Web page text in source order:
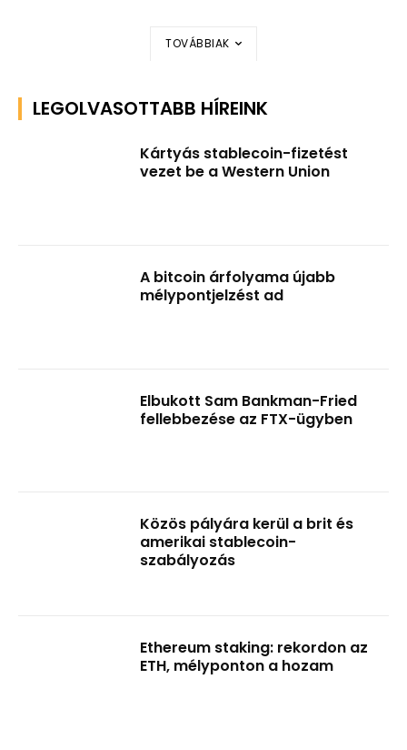
TOVÁBBIAK
LEGOLVASOTTABB HÍREINK
Kártyás stablecoin-fizetést
vezet be a Western Union
A bitcoin árfolyama újabb
mélypontjelzést ad
Elbukott Sam Bankman-Fried
fellebbezése az FTX-ügyben
Közös pályára kerül a brit és
amerikai stablecoin-
szabályozás
Ethereum staking: rekordon az
ETH, mélyponton a hozam